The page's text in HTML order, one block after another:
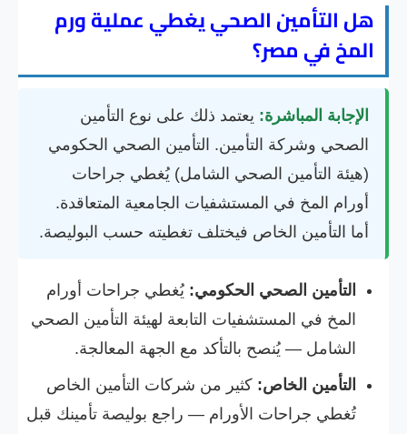
هل التأمين الصحي يغطي عملية ورم
المخ في مصر؟
الإجابة المباشرة: يعتمد ذلك على نوع التأمين
الصحي وشركة التأمين. التأمين الصحي الحكومي
(هيئة التأمين الصحي الشامل) يُغطي جراحات
أورام المخ في المستشفيات الجامعية المتعاقدة.
أما التأمين الخاص فيختلف تغطيته حسب البوليصة.
التأمين الصحي الحكومي: يُغطي جراحات أورام
المخ في المستشفيات التابعة لهيئة التأمين الصحي
الشامل — يُنصح بالتأكد مع الجهة المعالجة.
التأمين الخاص: كثير من شركات التأمين الخاص
تُغطي جراحات الأورام — راجع بوليصة تأمينك قبل